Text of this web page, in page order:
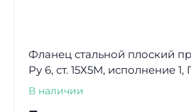
Фланец стальной плоский
Ру 6, ст. 15Х5М, исполнение
В наличии